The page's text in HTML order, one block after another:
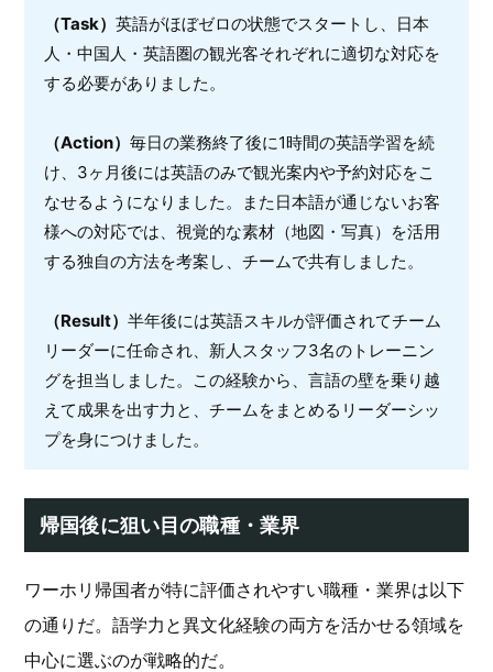
（Task） 英語がほぼゼロの状態でスタートし、日本
人・中国人・英語圏の観光客それぞれに適切な対応を
する必要がありました。
（Action） 毎日の業務終了後に1時間の英語学習を続
け、3ヶ月後には英語のみで観光案内や予約対応をこ
なせるようになりました。また日本語が通じないお客
様への対応では、視覚的な素材（地図・写真）を活用
する独自の方法を考案し、チームで共有しました。
（Result） 半年後には英語スキルが評価されてチーム
リーダーに任命され、新人スタッフ3名のトレーニン
グを担当しました。この経験から、言語の壁を乗り越
えて成果を出す力と、チームをまとめるリーダーシッ
プを身につけました。
帰国後に狙い目の職種・業界
ワーホリ帰国者が特に評価されやすい職種・業界は以下
の通りだ。語学力と異文化経験の両方を活かせる領域を
中心に選ぶのが戦略的だ。